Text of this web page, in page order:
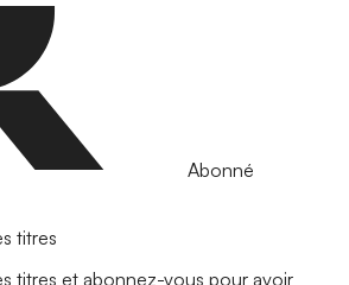
Abonné
titres
titres et abonnez-vous pour avoir